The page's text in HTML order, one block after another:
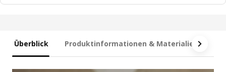
Überblick Produktinformationen & Materialien